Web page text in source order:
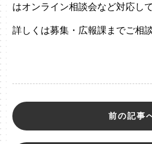
はオンライン相談会など対応し
詳しくは募集・広報課までご相
前の記事